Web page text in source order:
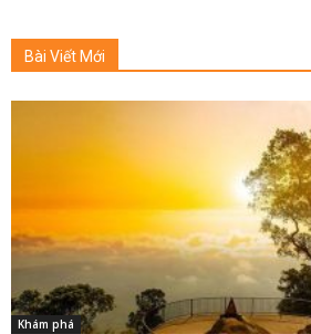
Bài Viết Mới
Khám phá